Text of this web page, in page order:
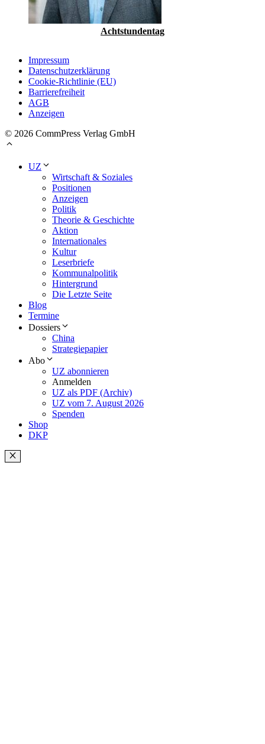
Achtstundentag
Impressum
Datenschutzerklärung
Cookie-Richtlinie (EU)
Barrierefreiheit
AGB
Anzeigen
© 2026 CommPress Verlag GmbH
UZ
Wirtschaft & Soziales
Positionen
Anzeigen
Politik
Theorie & Geschichte
Aktion
Internationales
Kultur
Leserbriefe
Kommunalpolitik
Hintergrund
Die Letzte Seite
Blog
Termine
Dossiers
China
Strategiepapier
Abo
UZ abonnieren
Anmelden
UZ als PDF (Archiv)
UZ vom 7. August 2026
Spenden
Shop
DKP
Schließen